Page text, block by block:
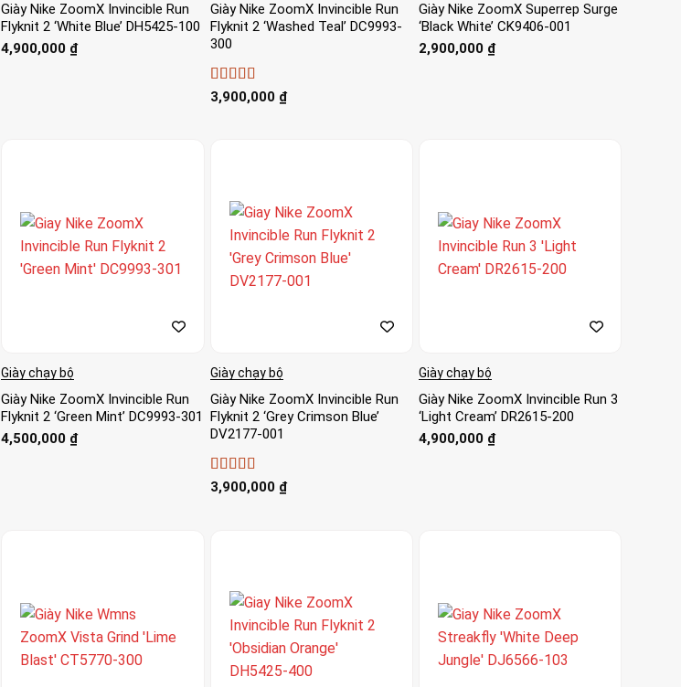
Giày Nike ZoomX Invincible Run
Flyknit 2 ‘White Blue’ DH5425-100
4,900,000 ₫
Giày Nike ZoomX Invincible Run
Flyknit 2 ‘Washed Teal’ DC9993-
300
Được xếp
3,900,000 ₫
Giày Nike ZoomX Superrep Surge
‘Black White’ CK9406-001
2,900,000 ₫
Giày chạy bộ
Giày Nike ZoomX Invincible Run
Flyknit 2 ‘Green Mint’ DC9993-301
4,500,000 ₫
Giày chạy bộ
Giày Nike ZoomX Invincible Run
Flyknit 2 ‘Grey Crimson Blue’
DV2177-001
Được xếp
3,900,000 ₫
Giày chạy bộ
Giày Nike ZoomX Invincible Run 3
‘Light Cream’ DR2615-200
4,900,000 ₫